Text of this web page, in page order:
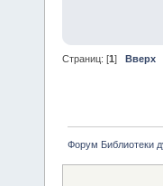
Страниц: [1 ] Вверх
Форум Библиотеки